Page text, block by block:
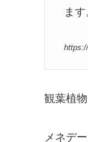
ま
観葉植
メネデ